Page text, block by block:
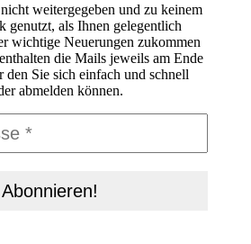
weitergegeben und zu keinem
genutzt, als Ihnen gelegentlich
wichtige Neuerungen zukommen
die Mails jeweils am Ende
den Sie sich einfach und schnell
abmelden können.